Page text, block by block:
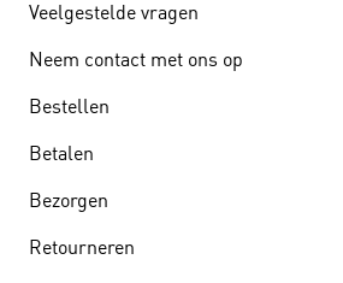
Veelgestelde vragen
Neem contact met ons op
Bestellen
Betalen
Bezorgen
Retourneren